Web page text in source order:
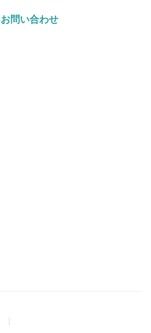
お問い合わせ